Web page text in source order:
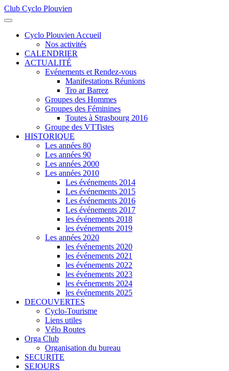
Club Cyclo Plouvien
Cyclo Plouvien Accueil
Nos activités
CALENDRIER
ACTUALITÉ
Evénements et Rendez-vous
Manifestations Réunions
Tro ar Barrez
Groupes des Hommes
Groupes des Féminines
Toutes à Strasbourg 2016
Groupe des VTTistes
HISTORIQUE
Les années 80
Les années 90
Les années 2000
Les années 2010
Les événements 2014
Les événements 2015
Les événements 2016
Les événements 2017
les événements 2018
les événements 2019
Les années 2020
les événements 2020
les événements 2021
les événements 2022
les événements 2023
les événements 2024
les événements 2025
DECOUVERTES
Cyclo-Tourisme
Liens utiles
Vélo Routes
Orga Club
Organisation du bureau
SECURITE
SEJOURS
précédente
précédent
suivante
suivant